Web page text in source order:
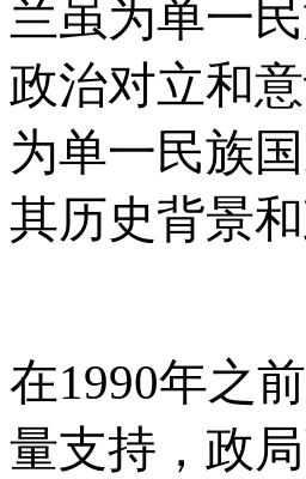
兰虽为单一
政治对立和
为单一民族
其历史背景
在1990年之
量支持，政